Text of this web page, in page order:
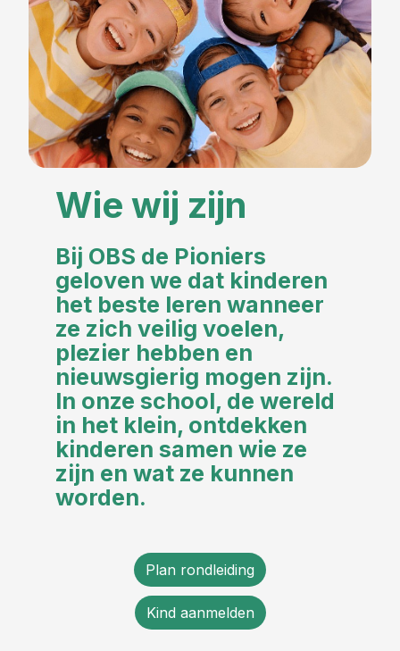
Wie wij zijn
Bij OBS de Pioniers
geloven we dat kinderen
het beste leren wanneer
ze zich veilig voelen,
plezier hebben en
nieuwsgierig mogen zijn.
In onze school, de wereld
in het klein, ontdekken
kinderen samen wie ze
zijn en wat ze kunnen
worden.
Plan rondleiding
Kind aanmelden